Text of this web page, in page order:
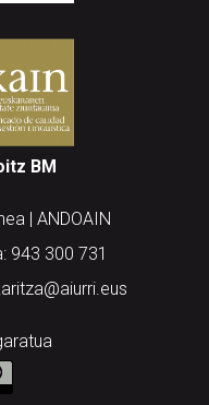
BM
| ANDOAIN
943 300 731